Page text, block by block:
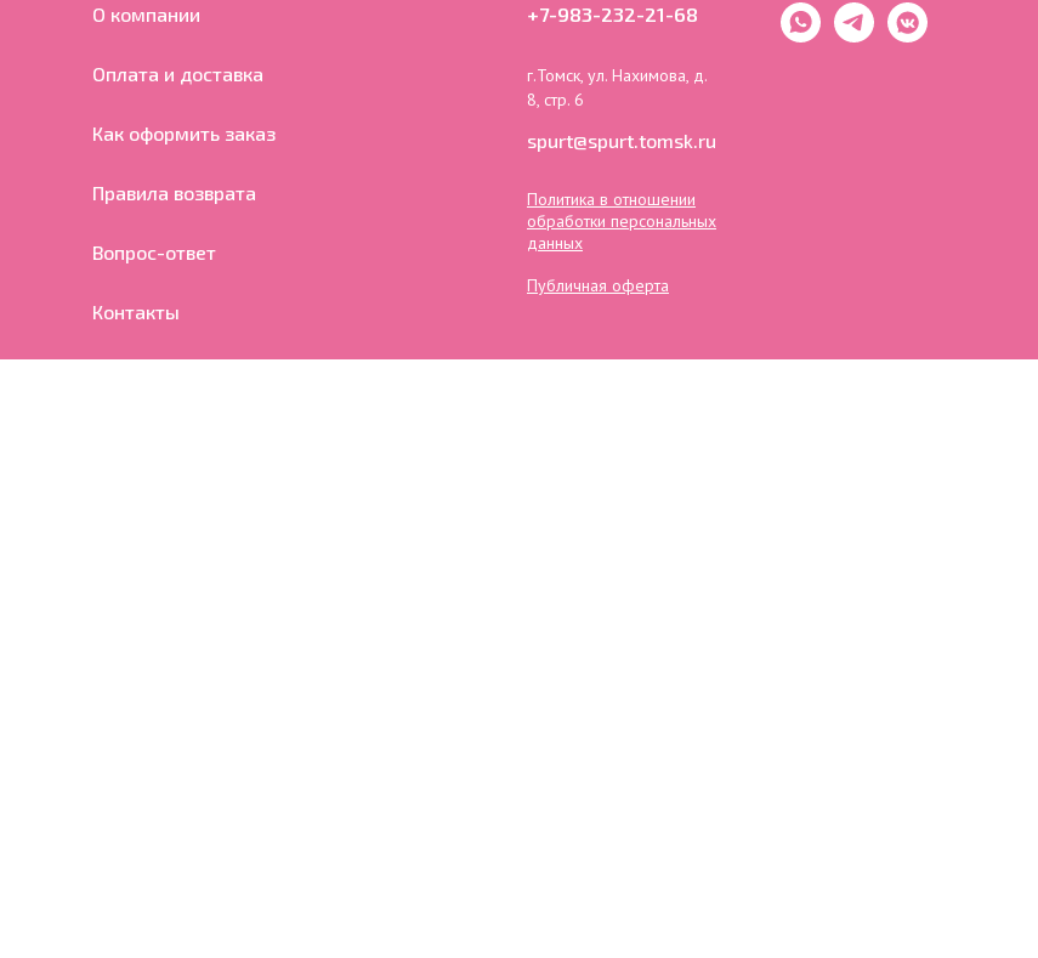
О компании
Оплата и доставка
Как оформить заказ
Правила возврата
Вопрос-ответ
Контакты
+7-983-232-21-68
г.Томск, ул. Нахимова, д.
8, стр. 6
spurt@spurt.tomsk.ru
Политика в отношении
обработки персональных
данных
Публичная оферта